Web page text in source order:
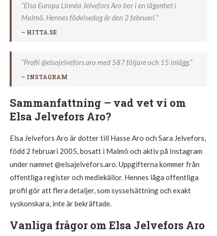
”Elsa Europa Linnéa Jelvefors Aro bor i en lägenhet i
Malmö. Hennes födelsedag är den 2 februari.”
– HITTA.SE
”Profil @elsajelvefors.aro med 587 följare och 15 inlägg.”
– INSTAGRAM
Sammanfattning – vad vet vi om
Elsa Jelvefors Aro?
Elsa Jelvefors Aro är dotter till Hasse Aro och Sara Jelvefors,
född 2 februari 2005, bosatt i Malmö och aktiv på Instagram
under namnet @elsajelvefors.aro. Uppgifterna kommer från
offentliga register och mediekällor. Hennes låga offentliga
profil gör att flera detaljer, som sysselsättning och exakt
syskonskara, inte är bekräftade.
Vanliga frågor om Elsa Jelvefors Aro